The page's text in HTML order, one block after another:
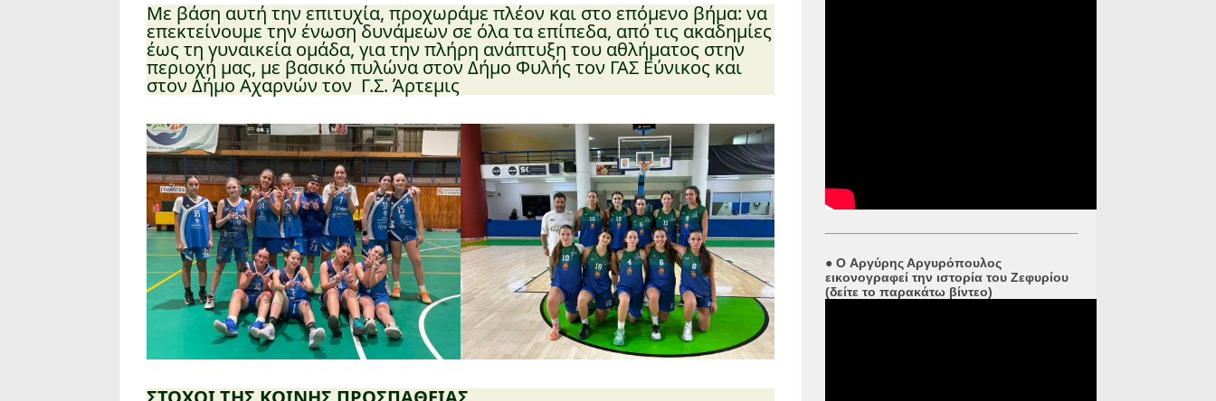
Με βάση αυτή την επιτυχία, προχωράμε πλέον και στο επόμενο βήμα: να
επεκτείνουμε την ένωση δυνάμεων σε όλα τα επίπεδα, από τις ακαδημίες
έως τη γυναικεία ομάδα, για την πλήρη ανάπτυξη του αθλήματος στην
περιοχή μας, με βασικό πυλώνα στον Δήμο Φυλής τον ΓΑΣ Εύνικος και
στον Δήμο Αχαρνών τον Γ.Σ. Άρτεμις
● O Αργύρης Αργυρόπουλος
εικονογραφεί την ιστορία του Ζεφυρίου
(δείτε το παρακάτω βίντεο)